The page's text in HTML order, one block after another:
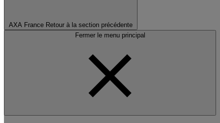
AXA France Retour à la section précédente
Fermer le menu principal